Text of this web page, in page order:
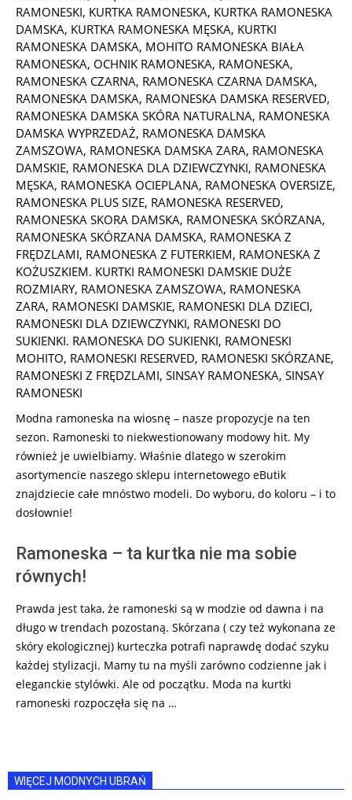
RAMONESKI, KURTKA RAMONESKA, KURTKA RAMONESKA
DAMSKA, KURTKA RAMONESKA MĘSKA, KURTKI
RAMONESKA DAMSKA, MOHITO RAMONESKA BIAŁA
RAMONESKA, OCHNIK RAMONESKA, RAMONESKA,
RAMONESKA CZARNA, RAMONESKA CZARNA DAMSKA,
RAMONESKA DAMSKA, RAMONESKA DAMSKA RESERVED,
RAMONESKA DAMSKA SKÓRA NATURALNA, RAMONESKA
DAMSKA WYPRZEDAŻ, RAMONESKA DAMSKA
ZAMSZOWA, RAMONESKA DAMSKA ZARA, RAMONESKA
DAMSKIE, RAMONESKA DLA DZIEWCZYNKI, RAMONESKA
MĘSKA, RAMONESKA OCIEPLANA, RAMONESKA OVERSIZE,
RAMONESKA PLUS SIZE, RAMONESKA RESERVED,
RAMONESKA SKORA DAMSKA, RAMONESKA SKÓRZANA,
RAMONESKA SKÓRZANA DAMSKA, RAMONESKA Z
FRĘDZLAMI, RAMONESKA Z FUTERKIEM, RAMONESKA Z
KOŻUSZKIEM. KURTKI RAMONESKI DAMSKIE DUŻE
ROZMIARY, RAMONESKA ZAMSZOWA, RAMONESKA
ZARA, RAMONESKI DAMSKIE, RAMONESKI DLA DZIECI,
RAMONESKI DLA DZIEWCZYNKI, RAMONESKI DO
SUKIENKI. RAMONESKA DO SUKIENKI, RAMONESKI
MOHITO, RAMONESKI RESERVED, RAMONESKI SKÓRZANE,
RAMONESKI Z FRĘDZLAMI, SINSAY RAMONESKA, SINSAY
RAMONESKI
Modna ramoneska na wiosnę – nasze propozycje na ten
sezon. Ramoneski to niekwestionowany modowy hit. My
również je uwielbiamy. Właśnie dlatego w szerokim
asortymencie naszego sklepu internetowego eButik
znajdziecie całe mnóstwo modeli. Do wyboru, do koloru – i to
dosłownie!
Ramoneska – ta kurtka nie ma sobie
równych!
Prawda jest taka, że ramoneski są w modzie od dawna i na
długo w trendach pozostaną. Skórzana ( czy też wykonana ze
skóry ekologicznej) kurteczka potrafi naprawdę dodać szyku
każdej stylizacji. Mamy tu na myśli zarówno codzienne jak i
eleganckie stylówki. Ale od początku. Moda na kurtki
ramoneski rozpoczęła się na …
WIĘCEJ MODNYCH UBRAŃ